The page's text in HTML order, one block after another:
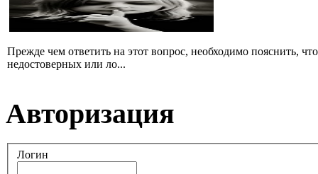
Прежде чем ответить на этот вопрос, необходимо пояснить,
недостоверных или ло...
Авторизация
Логин